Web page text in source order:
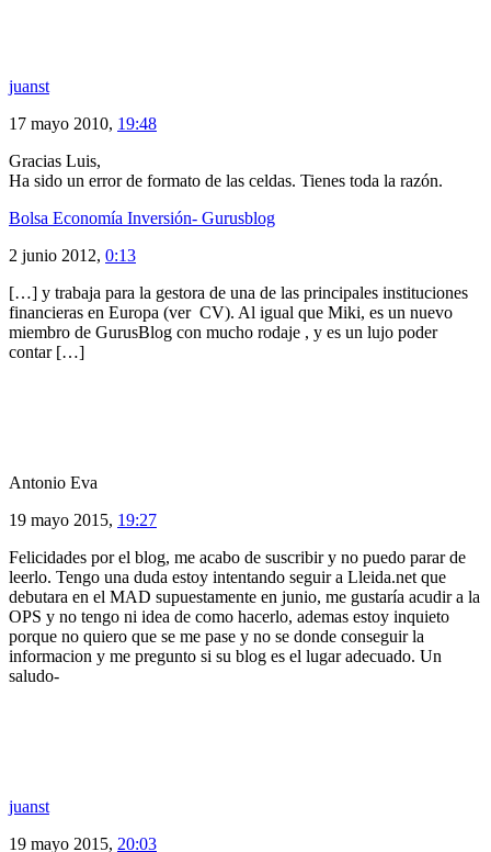
juanst
17 mayo 2010, 19:48
Gracias Luis,
Ha sido un error de formato de las celdas. Tienes toda la razón.
Bolsa Economía Inversión- Gurusblog
2 junio 2012, 0:13
[…] y trabaja para la gestora de una de las principales instituciones
financieras en Europa (ver CV). Al igual que Miki, es un nuevo
miembro de GurusBlog con mucho rodaje , y es un lujo poder
contar […]
Antonio Eva
19 mayo 2015, 19:27
Felicidades por el blog, me acabo de suscribir y no puedo parar de
leerlo. Tengo una duda estoy intentando seguir a Lleida.net que
debutara en el MAD supuestamente en junio, me gustaría acudir a la
OPS y no tengo ni idea de como hacerlo, ademas estoy inquieto
porque no quiero que se me pase y no se donde conseguir la
informacion y me pregunto si su blog es el lugar adecuado. Un
saludo-
juanst
19 mayo 2015, 20:03